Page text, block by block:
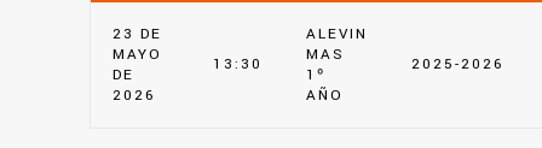
23 DE
MAYO
DE
2026
13:30
ALEVIN
MAS
1º
AÑO
2025-2026